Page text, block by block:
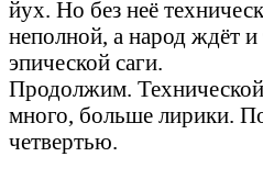
йух. Но без неё
неполной, а народ ждёт
эпической саги.
Продолжим. Технической
много, больше лирики.
четвертью.